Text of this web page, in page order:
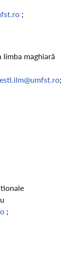
;
maghiară
;
;